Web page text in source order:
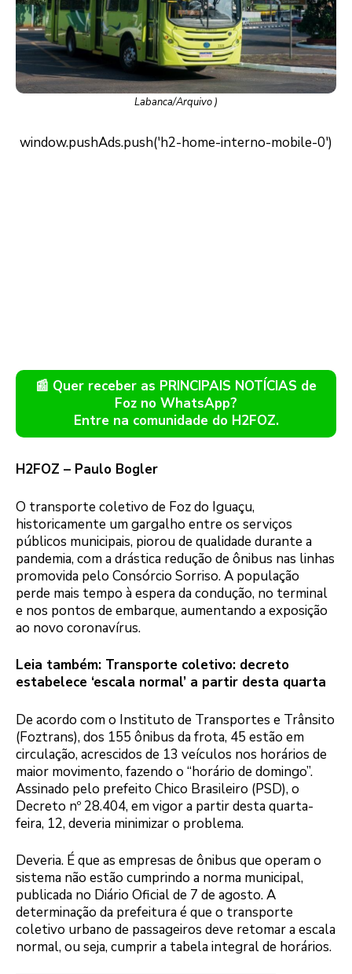
Labanca/Arquivo )
📰 Quer receber as PRINCIPAIS NOTÍCIAS de
Foz no WhatsApp?
Entre na comunidade do H2FOZ.
H2FOZ – Paulo Bogler
O transporte coletivo de Foz do Iguaçu,
historicamente um gargalho entre os serviços
públicos municipais, piorou de qualidade durante a
pandemia, com a drástica redução de ônibus nas linhas
promovida pelo Consórcio Sorriso. A população
perde mais tempo à espera da condução, no terminal
e nos pontos de embarque, aumentando a exposição
ao novo coronavírus.
Leia também: Transporte coletivo: decreto
estabelece ‘escala normal’ a partir desta quarta
De acordo com o Instituto de Transportes e Trânsito
(Foztrans), dos 155 ônibus da frota, 45 estão em
circulação, acrescidos de 13 veículos nos horários de
maior movimento, fazendo o “horário de domingo”.
Assinado pelo prefeito Chico Brasileiro (PSD), o
Decreto nº 28.404, em vigor a partir desta quarta-
feira, 12, deveria minimizar o problema.
Deveria. É que as empresas de ônibus que operam o
sistema não estão cumprindo a norma municipal,
publicada no Diário Oficial de 7 de agosto. A
determinação da prefeitura é que o transporte
coletivo urbano de passageiros deve retomar a escala
normal, ou seja, cumprir a tabela integral de horários.